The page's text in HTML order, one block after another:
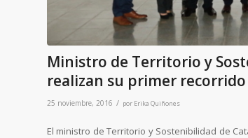
Ministro de Territorio y
realizan su primer
25 noviembre, 2016 / por Erika Quiñones
El ministro de Territorio y Sostenibilidad de